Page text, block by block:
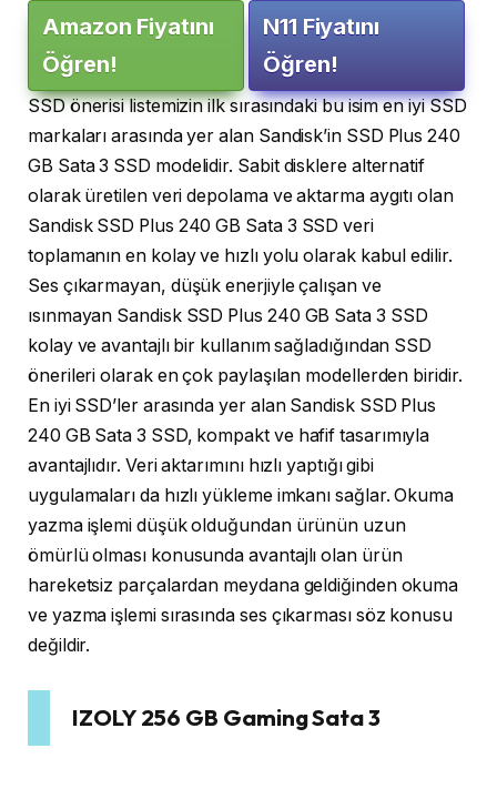
Amazon Fiyatını
Öğren!
N11 Fiyatını
Öğren!
SSD önerisi listemizin ilk sırasındaki bu isim en iyi SSD
markaları arasında yer alan Sandisk’in SSD Plus 240
GB Sata 3 SSD modelidir. Sabit disklere alternatif
olarak üretilen veri depolama ve aktarma aygıtı olan
Sandisk SSD Plus 240 GB Sata 3 SSD veri
toplamanın en kolay ve hızlı yolu olarak kabul edilir.
Ses çıkarmayan, düşük enerjiyle çalışan ve
ısınmayan Sandisk SSD Plus 240 GB Sata 3 SSD
kolay ve avantajlı bir kullanım sağladığından SSD
önerileri olarak en çok paylaşılan modellerden biridir.
En iyi SSD’ler arasında yer alan Sandisk SSD Plus
240 GB Sata 3 SSD, kompakt ve hafif tasarımıyla
avantajlıdır. Veri aktarımını hızlı yaptığı gibi
uygulamaları da hızlı yükleme imkanı sağlar. Okuma
yazma işlemi düşük olduğundan ürünün uzun
ömürlü olması konusunda avantajlı olan ürün
hareketsiz parçalardan meydana geldiğinden okuma
ve yazma işlemi sırasında ses çıkarması söz konusu
değildir.
IZOLY 256 GB Gaming Sata 3